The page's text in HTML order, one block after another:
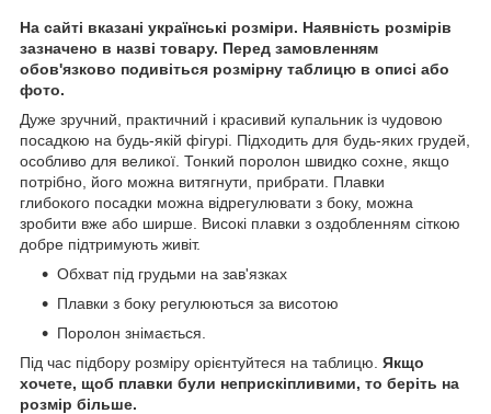
На сайті вказані українські розміри. Наявність розмірів
зазначено в назві товару. Перед замовленням
обов'язково подивіться розмірну таблицю в описі або
фото.
Дуже зручний, практичний і красивий купальник із чудовою
посадкою на будь-якій фігурі. Підходить для будь-яких грудей,
особливо для великої. Тонкий поролон швидко сохне, якщо
потрібно, його можна витягнути, прибрати. Плавки
глибокого посадки можна відрегулювати з боку, можна
зробити вже або ширше. Високі плавки з оздобленням сіткою
добре підтримують живіт.
Обхват під грудьми на зав'язках
Плавки з боку регулюються за висотою
Поролон знімається.
Під час підбору розміру орієнтуйтеся на таблицю. Якщо
хочете, щоб плавки були неприскіпливими, то беріть на
розмір більше.